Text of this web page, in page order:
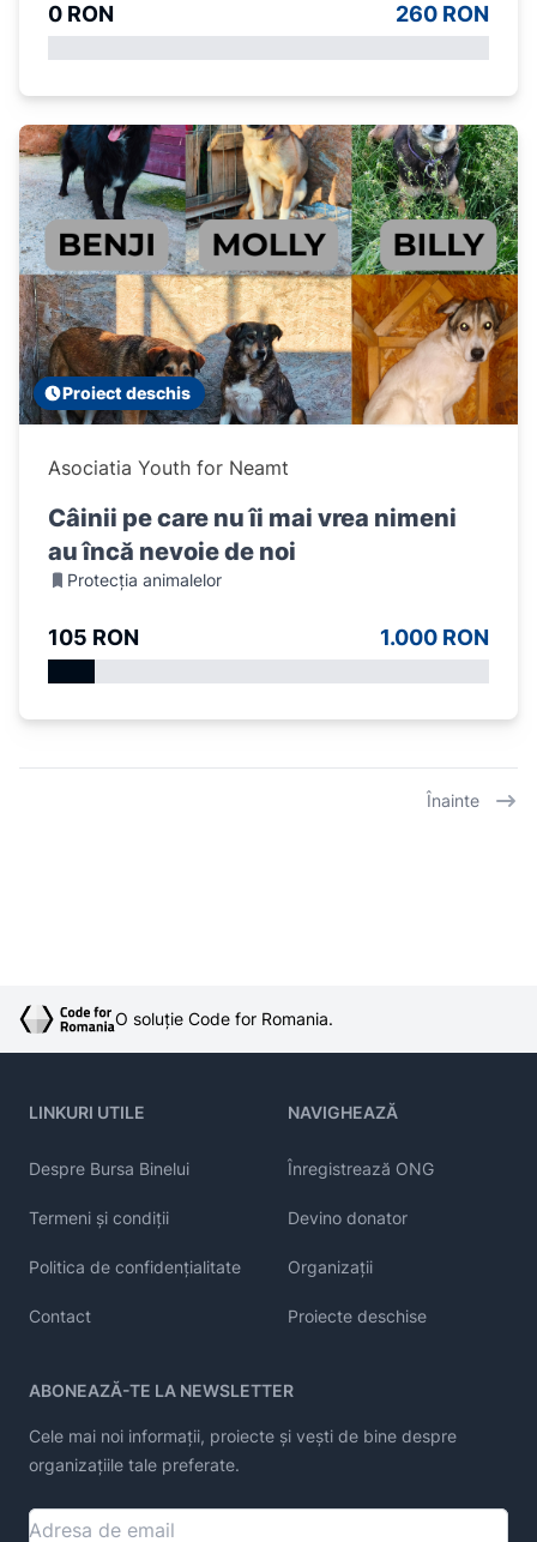
0 RON 260 RON
Proiect deschis
Asociatia Youth for Neamt
Câinii pe care nu îi mai vrea nimeni
au încă nevoie de noi
Protecția animalelor
105 RON 1.000 RON
Înainte
O soluție Code for Romania.
LINKURI UTILE
Despre Bursa Binelui
Termeni și condiții
Politica de confidențialitate
Contact
NAVIGHEAZĂ
Înregistrează ONG
Devino donator
Organizații
Proiecte deschise
ABONEAZĂ-TE LA NEWSLETTER
Cele mai noi informații, proiecte și vești de bine despre
organizațiile tale preferate.